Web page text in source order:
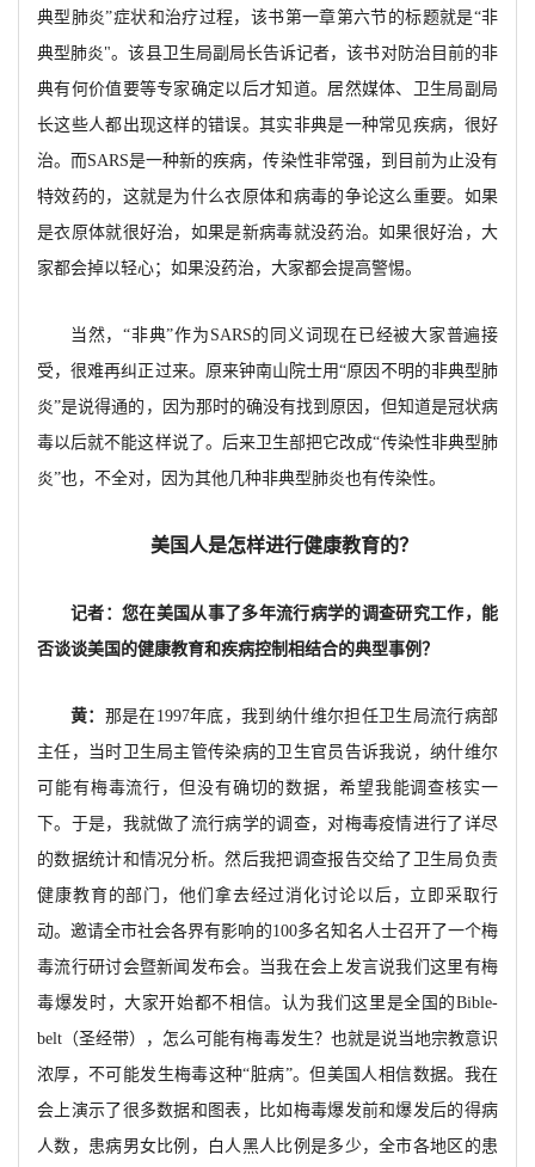
典型肺炎”症状和治疗过程，该书第一章第六节的标题就是“非
典型肺炎"。该县卫生局副局长告诉记者，该书对防治目前的非
典有何价值要等专家确定以后才知道。居然媒体、卫生局副局
长这些人都出现这样的错误。其实非典是一种常见疾病，很好
治。而SARS是一种新的疾病，传染性非常强，到目前为止没有
特效药的，这就是为什么衣原体和病毒的争论这么重要。如果
是衣原体就很好治，如果是新病毒就没药治。如果很好治，大
家都会掉以轻心；如果没药治，大家都会提高警惕。
当然，“非典”作为SARS的同义词现在已经被大家普遍接
受，很难再纠正过来。原来钟南山院士用“原因不明的非典型肺
炎”是说得通的，因为那时的确没有找到原因，但知道是冠状病
毒以后就不能这样说了。后来卫生部把它改成“传染性非典型肺
炎”也，不全对，因为其他几种非典型肺炎也有传染性。
美国人是怎样进行健康教育的？
记者：您在美国从事了多年流行病学的调查研究工作，能
否谈谈美国的健康教育和疾病控制相结合的典型事例？
黄： 那是在1997年底，我到纳什维尔担任卫生局流行病部
主任，当时卫生局主管传染病的卫生官员告诉我说，纳什维尔
可能有梅毒流行，但没有确切的数据，希望我能调查核实一
下。于是，我就做了流行病学的调查，对梅毒疫情进行了详尽
的数据统计和情况分析。然后我把调查报告交给了卫生局负责
健康教育的部门，他们拿去经过消化讨论以后，立即采取行
动。邀请全市社会各界有影响的100多名知名人士召开了一个梅
毒流行研讨会暨新闻发布会。当我在会上发言说我们这里有梅
毒爆发时，大家开始都不相信。认为我们这里是全国的Bible-
belt（圣经带），怎么可能有梅毒发生？也就是说当地宗教意识
浓厚，不可能发生梅毒这种“脏病”。但美国人相信数据。我在
会上演示了很多数据和图表，比如梅毒爆发前和爆发后的得病
人数，患病男女比例，白人黑人比例是多少，全市各地区的患